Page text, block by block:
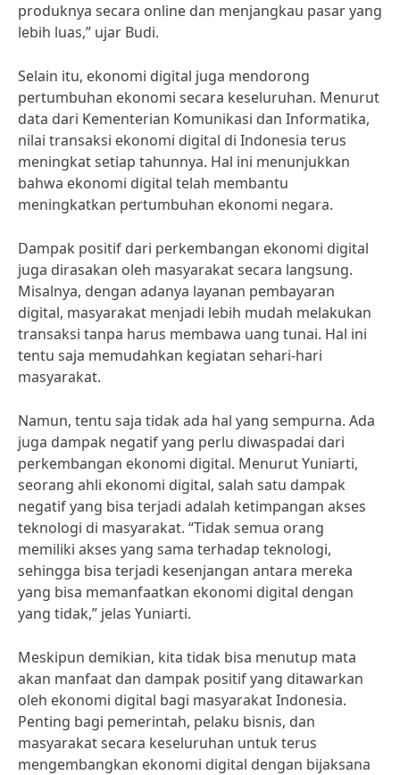
produknya secara online dan menjangkau pasar yang
lebih luas,” ujar Budi.
Selain itu, ekonomi digital juga mendorong
pertumbuhan ekonomi secara keseluruhan. Menurut
data dari Kementerian Komunikasi dan Informatika,
nilai transaksi ekonomi digital di Indonesia terus
meningkat setiap tahunnya. Hal ini menunjukkan
bahwa ekonomi digital telah membantu
meningkatkan pertumbuhan ekonomi negara.
Dampak positif dari perkembangan ekonomi digital
juga dirasakan oleh masyarakat secara langsung.
Misalnya, dengan adanya layanan pembayaran
digital, masyarakat menjadi lebih mudah melakukan
transaksi tanpa harus membawa uang tunai. Hal ini
tentu saja memudahkan kegiatan sehari-hari
masyarakat.
Namun, tentu saja tidak ada hal yang sempurna. Ada
juga dampak negatif yang perlu diwaspadai dari
perkembangan ekonomi digital. Menurut Yuniarti,
seorang ahli ekonomi digital, salah satu dampak
negatif yang bisa terjadi adalah ketimpangan akses
teknologi di masyarakat. “Tidak semua orang
memiliki akses yang sama terhadap teknologi,
sehingga bisa terjadi kesenjangan antara mereka
yang bisa memanfaatkan ekonomi digital dengan
yang tidak,” jelas Yuniarti.
Meskipun demikian, kita tidak bisa menutup mata
akan manfaat dan dampak positif yang ditawarkan
oleh ekonomi digital bagi masyarakat Indonesia.
Penting bagi pemerintah, pelaku bisnis, dan
masyarakat secara keseluruhan untuk terus
mengembangkan ekonomi digital dengan bijaksana